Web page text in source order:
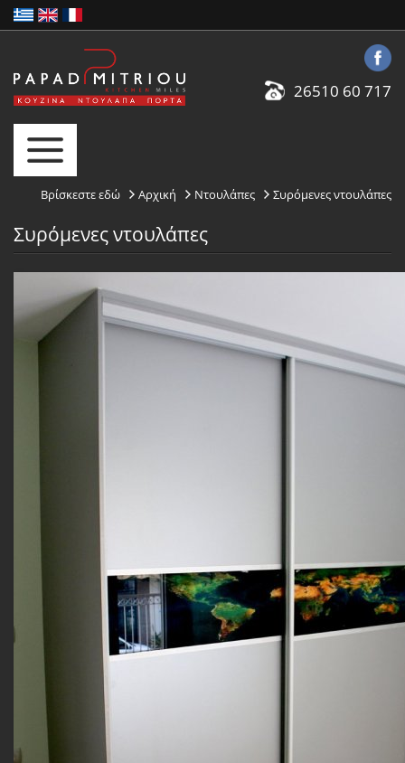
26510 60 717
Βρίσκεστε εδώ Αρχική Ντουλάπες Συρόμενες ντουλάπες
Συρόμενες ντουλάπες